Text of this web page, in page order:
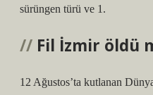
sürüngen türü ve 1.
Fil İzmir öldü
12 Ağustos’ta kutlanan